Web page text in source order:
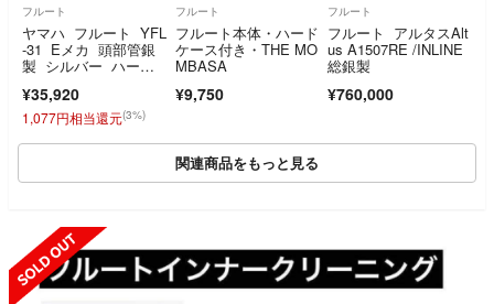
フルート
ヤマハ フルート YFL
-31 Eメカ 頭部管銀
製 シルバー ハード
MAHA Flute SILVER
¥35,920
1,077円相当還元(3%)
フルート
フルート本体・ハード
ケース付き・THE MO
MBASA
¥9,750
フルート
フルート アルタスAlt
us A1507RE /INLINE
総銀製
¥760,000
関連商品をもっと見る